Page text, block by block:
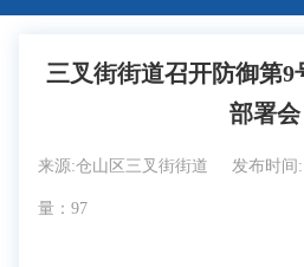
三叉街街道召开防御第9
部署会
来源:仓山区三叉街街道 发布时间:
量：97